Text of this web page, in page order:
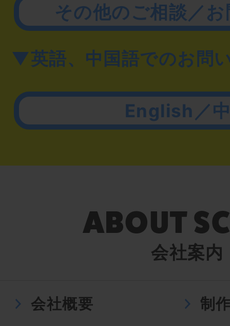
その他のご相談／
▼英語、中国語でのお問
English／
会社案内
会社概要 制